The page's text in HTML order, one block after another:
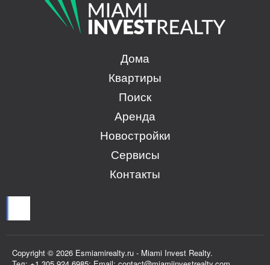
Дома
Квартиры
Поиск
Аренда
Новостройки
Сервисы
Контакты
Copyright © 2026 Esmiamirealty.ru - Miami Invest Realty.